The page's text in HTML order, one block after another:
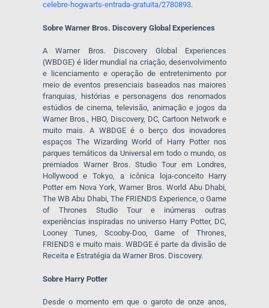
celebre-hogwarts-entrada-gratuita/2780893.
Sobre Warner Bros. Discovery Global Experiences
A Warner Bros. Discovery Global Experiences
(WBDGE) é líder mundial na criação, desenvolvimento
e licenciamento e operação de entretenimento por
meio de eventos presenciais baseados nas maiores
franquias, histórias e personagens dos renomados
estúdios de cinema, televisão, animação e jogos da
Warner Bros., HBO, Discovery, DC, Cartoon Network e
muito mais. A WBDGE é o berço dos inovadores
espaços The Wizarding World of Harry Potter nos
parques temáticos da Universal em todo o mundo, os
premiados Warner Bros. Studio Tour em Londres,
Hollywood e Tokyo, a icônica loja-conceito Harry
Potter em Nova York, Warner Bros. World Abu Dhabi,
The WB Abu Dhabi, The FRIENDS Experience, o Game
of Thrones Studio Tour e inúmeras outras
experiências inspiradas no universo Harry Potter, DC,
Looney Tunes, Scooby-Doo, Game of Thrones,
FRIENDS e muito mais. WBDGE é parte da divisão de
Receita e Estratégia da Warner Bros. Discovery.
Sobre Harry Potter
Desde o momento em que o garoto de onze anos,